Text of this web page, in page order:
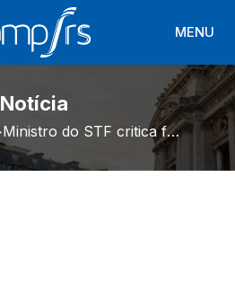
MENU
Notícia
Ministro do STF critica foro privilegiado